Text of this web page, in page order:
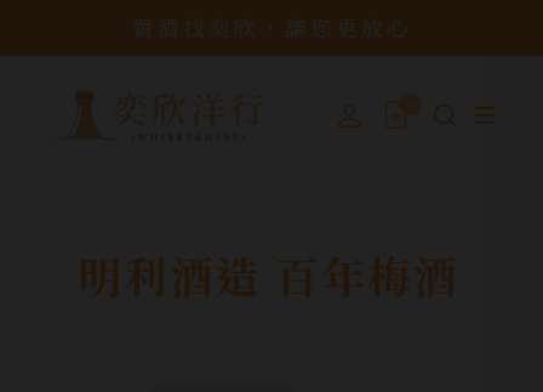
買酒找奕欣，讓您更放心
明利酒造 百年梅酒